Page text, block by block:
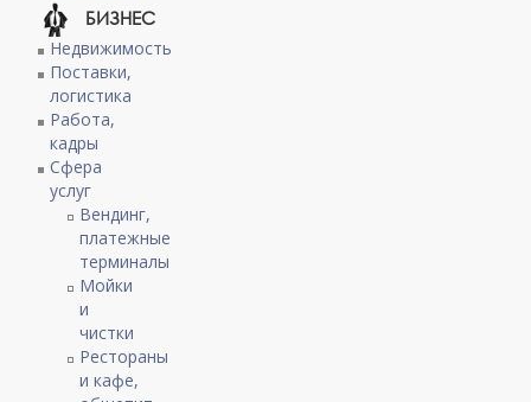
БИЗНЕС
Недвижимость
Поставки,
логистика
Работа,
кадры
Сфера
услуг
Вендинг,
платежные
терминалы
Мойки
и
чистки
Рестораны
и кафе,